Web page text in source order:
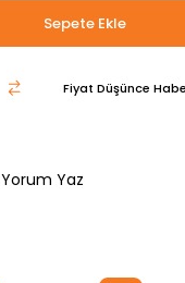
Fiyat Düşünce
Yorum Yaz